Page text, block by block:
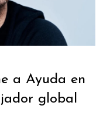
a Ayuda en
global